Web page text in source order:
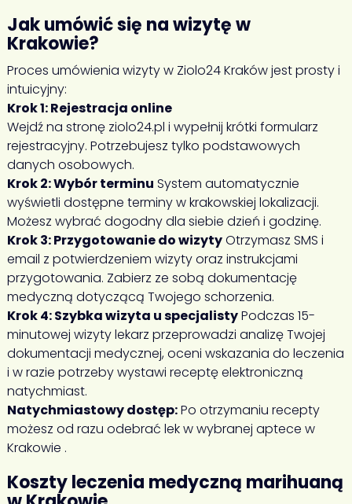
Jak umówić się na wizytę w
Krakowie?
Proces umówienia wizyty w Ziolo24 Kraków jest prosty i
intuicyjny:
Krok 1: Rejestracja online
Wejdź na stronę ziolo24.pl i wypełnij krótki formularz
rejestracyjny. Potrzebujesz tylko podstawowych
danych osobowych.
Krok 2: Wybór terminu System automatycznie
wyświetli dostępne terminy w krakowskiej lokalizacji.
Możesz wybrać dogodny dla siebie dzień i godzinę.
Krok 3: Przygotowanie do wizytyOtrzymasz SMS i
email z potwierdzeniem wizyty oraz instrukcjami
przygotowania. Zabierz ze sobą dokumentację
medyczną dotyczącą Twojego schorzenia.
Krok 4: Szybka wizyta u specjalistyPodczas 15-
minutowej wizyty lekarz przeprowadzi analizę Twojej
dokumentacji medycznej, oceni wskazania do leczenia
i w razie potrzeby wystawi receptę elektroniczną
natychmiast.
Natychmiastowy dostęp:Po otrzymaniu recepty
możesz od razu odebrać lek w wybranej aptece w
Krakowie .
Koszty leczenia medyczną marihuaną